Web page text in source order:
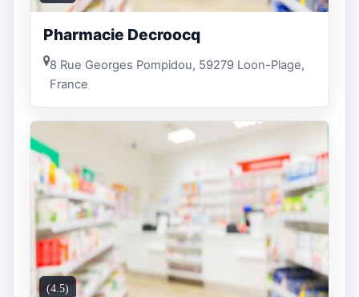
Pharmacie Decroocq
8 Rue Georges Pompidou, 59279 Loon-Plage,
France
(4.5)